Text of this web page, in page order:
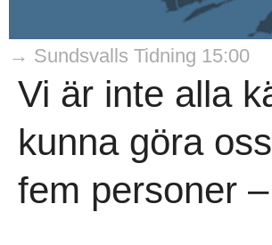
→ Sundsvalls Tidning 15:00
Vi är inte alla
kunna göra
fem personer